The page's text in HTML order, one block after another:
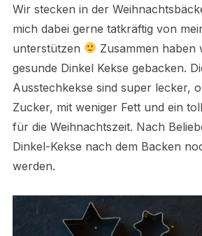
Wir stecken in der
mich dabei gerne tatkräftig von
unterstützen
Zusammen haben
gesunde Dinkel Kekse gebacken.
Ausstechkekse sind super lecker,
Zucker, mit weniger Fett und ein
für die Weihnachtszeit. Nach
Dinkel-Kekse nach dem Backen
werden.